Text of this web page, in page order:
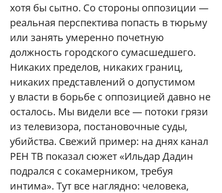
хотя бы сытно. Со стороны оппозиции —
реальная перспектива попасть в тюрьму
или занять умеренно почетную
должность городского сумасшедшего.
Никаких пределов, никаких границ,
никаких представлений о допустимом
у власти в борьбе с оппозицией давно не
осталось. Мы видели все — потоки грязи
из телевизора, постановочные суды,
убийства. Свежий пример: на днях канал
РЕН ТВ показал сюжет «Ильдар Дадин
подрался с сокамерником, требуя
интима». Тут все наглядно: человека,